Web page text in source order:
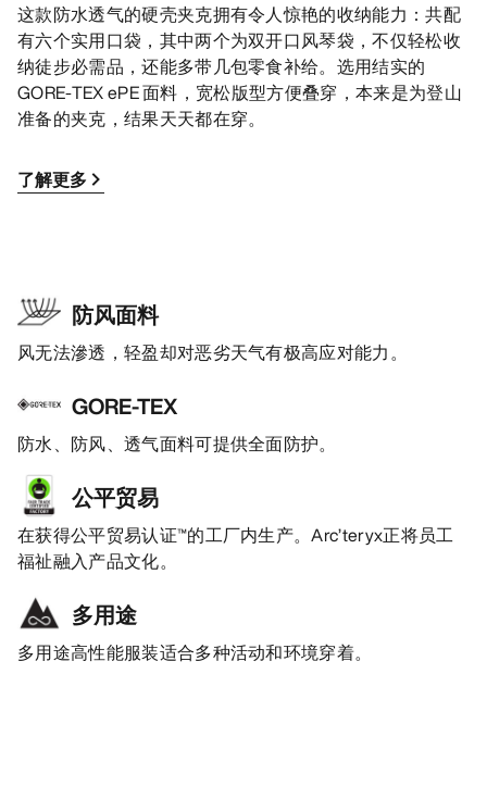
这款防水透气的硬壳夹克拥有令人惊艳的收纳能力：共配
有六个实用口袋，其中两个为双开口风琴袋，不仅轻松收
纳徒步必需品，还能多带几包零食补给。选用结实的
GORE-TEX ePE 面料，宽松版型方便叠穿，本来是为登山
准备的夹克，结果天天都在穿。
了解更多
防风面料
风无法滲透，轻盈却对恶劣天气有极高应对能力。
GORE-TEX
防水、防风、透气面料可提供全面防护。
公平贸易
在获得公平贸易认证™的工厂内生产。Arc’teryx正将员工
福祉融入产品文化。
多用途
多用途高性能服装适合多种活动和环境穿着。